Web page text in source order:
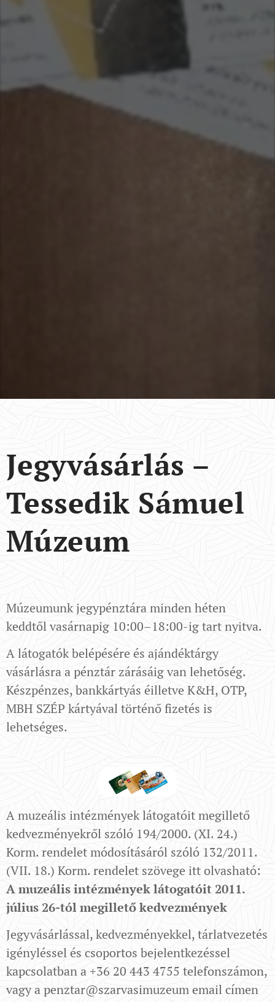
Jegyvásárlás –
Tessedik Sámuel
Múzeum
Múzeumunk jegypénztára minden héten
keddtől vasárnapig 10:00–18:00-ig tart nyitva.
A látogatók belépésére és ajándéktárgy
vásárlásra a pénztár zárásáig van lehetőség.
Készpénzes, bankkártyás éilletve K&H, OTP,
MBH SZÉP kártyával történő fizetés is
lehetséges.
A muzeális intézmények látogatóit megillető
kedvezményekről szóló 194/2000. (XI. 24.)
Korm. rendelet módosításáról szóló 132/2011.
(VII. 18.) Korm. rendelet szövege itt olvasható:
A muzeális intézmények látogatóit 2011.
július 26-tól megillető kedvezmények
Jegyvásárlással, kedvezményekkel, tárlatvezetés
igényléssel és csoportos bejelentkezéssel
kapcsolatban a +36 20 443 4755 telefonszámon,
vagy a penztar@szarvasimuzeum email címen